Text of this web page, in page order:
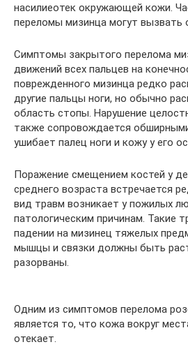
насилиеотек окружающей кожи.
переломы мизинца могут вызвать
Симптомы закрытого перелома
движений всех пальцев на
поврежденного мизинца редко
другие пальцы ноги, но обычно
область стопы. Нарушение
также сопровождается
ушибает палец ноги и кожу у его
Поражение смещением костей у
среднего возраста встречается
вид травм возникает у пожилых
патологическим причинам. Такие
падении на мизинец тяжелых
мышцы и связки должны быть
разорваны.
Одним из симптомов перелома
является то, что кожа вокруг
отекает.